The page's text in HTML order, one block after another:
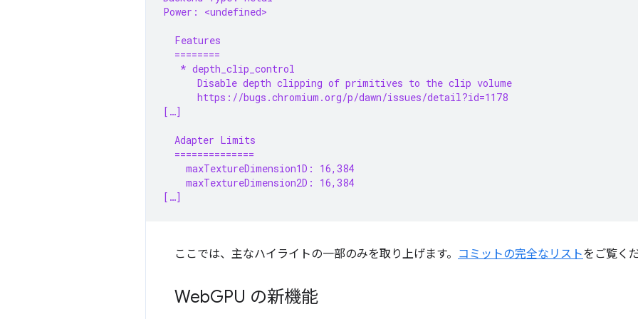
Power: <undefined>
  Features
  ========
   * depth_clip_control
      Disable depth clipping of primitives to the clip volume
      https://bugs.chromium.org/p/dawn/issues/detail?id=1178
[…]
  Adapter Limits
  ==============
    maxTextureDimension1D: 16,384
    maxTextureDimension2D: 16,384
[…]
ここでは、主なハイライトの一部のみを取り上げます。 コミットの完全なリストをご覧く
WebGPU の新機能